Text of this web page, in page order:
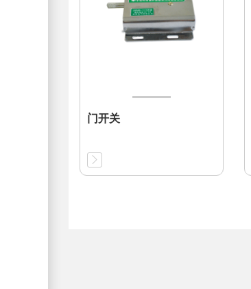
门开关